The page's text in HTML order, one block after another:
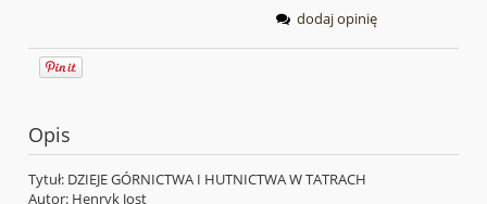
dodaj opinię
Opis
Tytuł: DZIEJE GÓRNICTWA I HUTNICTWA W TATRACH
Autor: Henryk Jost